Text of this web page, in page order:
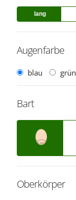
lang
Augenfarbe
blau grün
Bart
Oberkörper